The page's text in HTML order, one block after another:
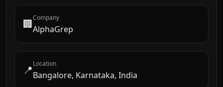
🏢Company
AlphaGrep
📍Location
Bangalore, Karnataka, India